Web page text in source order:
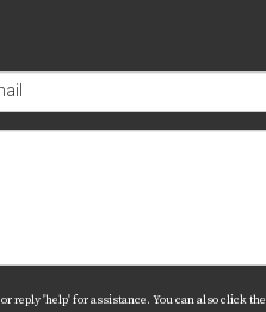
reply 'help' for assistance. You can also click the